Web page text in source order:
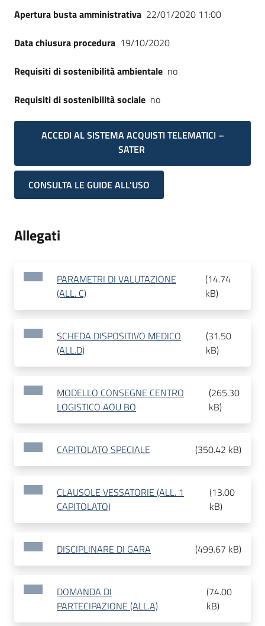
Apertura busta amministrativa 22/01/2020 11:00
Data chiusura procedura 19/10/2020
Requisiti di sostenibilità ambientale no
Requisiti di sostenibilità sociale no
ACCEDI AL SISTEMA ACQUISTI TELEMATICI –
SATER
CONSULTA LE GUIDE ALL'USO
Allegati
PARAMETRI DI VALUTAZIONE
(ALL. C)
(14.74
kB)
SCHEDA DISPOSITIVO MEDICO
(ALL.D)
(31.50
kB)
MODELLO CONSEGNE CENTRO
LOGISTICO AOU BO
(265.30
kB)
CAPITOLATO SPECIALE (350.42 kB)
CLAUSOLE VESSATORIE (ALL. 1
CAPITOLATO)
(13.00
kB)
DISCIPLINARE DI GARA (499.67 kB)
DOMANDA DI
PARTECIPAZIONE (ALL.A)
(74.00
kB)